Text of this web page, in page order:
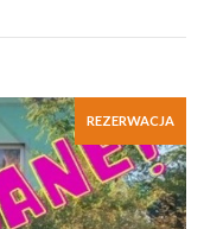
REZERWACJA